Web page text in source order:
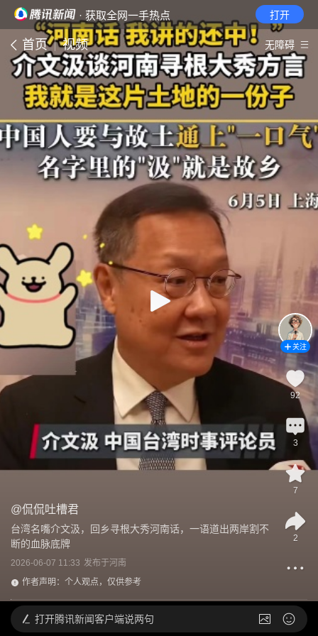
· 获取全网一手热点 打开
首页 视频 无障碍
@侃侃吐槽君
台湾名嘴介文汲，回乡寻根大秀河南话，一语道出两岸割不
断的血脉底牌
2026-06-07 11:33 发布于河南
作者声明：个人观点，仅供参考
关注
92
3
7
2
打开腾讯新闻客户端说两句